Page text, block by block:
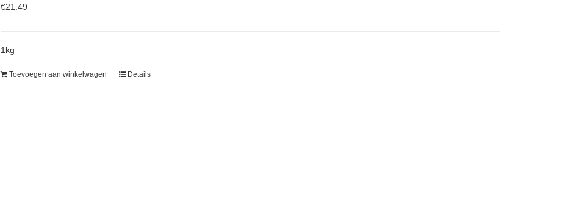
€21.49
1kg
Toevoegen aan winkelwagen Details